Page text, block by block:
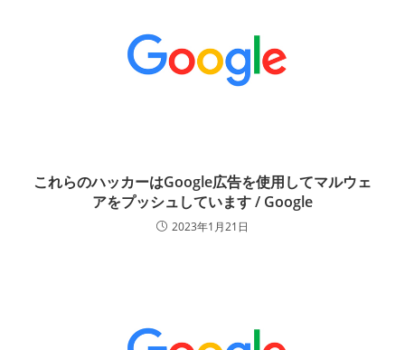
これらのハッカーはGoogle広告を使用してマルウェ
アをプッシュしています / Google
2023年1月21日